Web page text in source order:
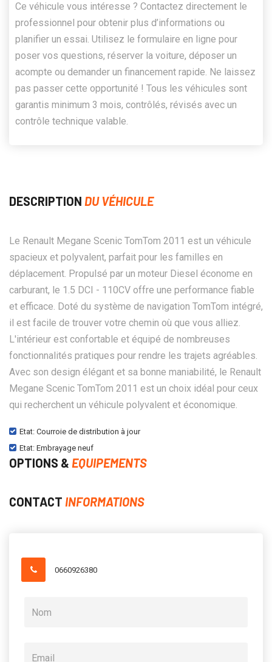
Ce véhicule vous intéresse ? Contactez directement le
professionnel pour obtenir plus d’informations ou
planifier un essai. Utilisez le formulaire en ligne pour
poser vos questions, réserver la voiture, déposer un
acompte ou demander un financement rapide. Ne laissez
pas passer cette opportunité ! Tous les véhicules sont
garantis minimum 3 mois, contrôlés, révisés avec un
contrôle technique valable.
DESCRIPTION DU VÉHICULE
Le Renault Megane Scenic TomTom 2011 est un véhicule
spacieux et polyvalent, parfait pour les familles en
déplacement. Propulsé par un moteur Diesel économe en
carburant, le 1.5 DCI - 110CV offre une performance fiable
et efficace. Doté du système de navigation TomTom intégré,
il est facile de trouver votre chemin où que vous alliez.
L'intérieur est confortable et équipé de nombreuses
fonctionnalités pratiques pour rendre les trajets agréables.
Avec son design élégant et sa bonne maniabilité, le Renault
Megane Scenic TomTom 2011 est un choix idéal pour ceux
qui recherchent un véhicule polyvalent et économique.
Etat: Courroie de distribution à jour
Etat: Embrayage neuf
OPTIONS & EQUIPEMENTS
CONTACT INFORMATIONS
0660926380